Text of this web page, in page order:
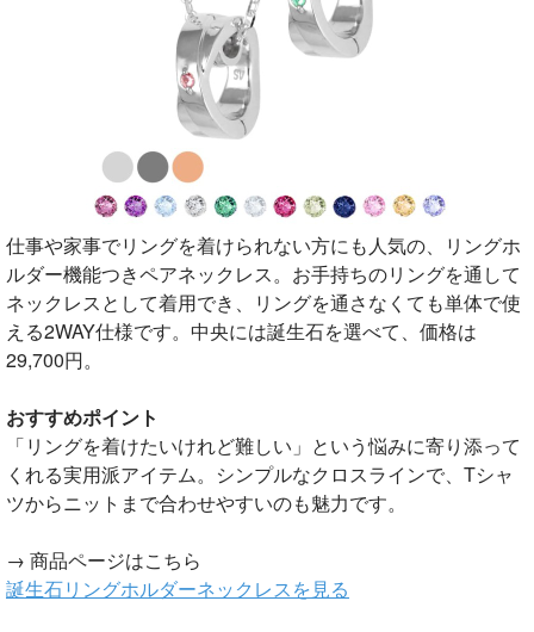
仕事や家事でリングを着けられない方にも人気の、リングホ
ルダー機能つきペアネックレス。お手持ちのリングを通して
ネックレスとして着用でき、リングを通さなくても単体で使
える2WAY仕様です。中央には誕生石を選べて、価格は
29,700円。
おすすめポイント
「リングを着けたいけれど難しい」という悩みに寄り添って
くれる実用派アイテム。シンプルなクロスラインで、Tシャ
ツからニットまで合わせやすいのも魅力です。
→ 商品ページはこちら
誕生石リングホルダーネックレスを見る